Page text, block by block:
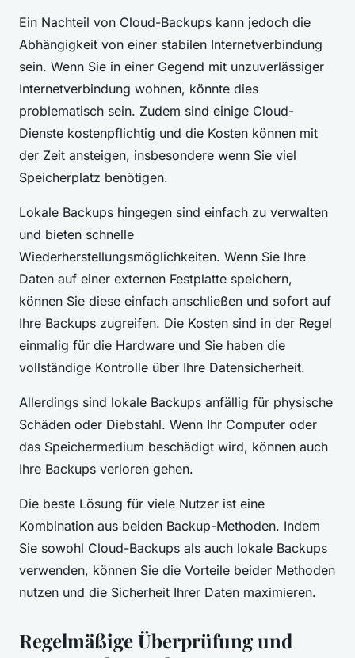
Ein Nachteil von Cloud-Backups kann jedoch die
Abhängigkeit von einer stabilen Internetverbindung
sein. Wenn Sie in einer Gegend mit unzuverlässiger
Internetverbindung wohnen, könnte dies
problematisch sein. Zudem sind einige Cloud-
Dienste kostenpflichtig und die Kosten können mit
der Zeit ansteigen, insbesondere wenn Sie viel
Speicherplatz benötigen.
Lokale Backups hingegen sind einfach zu verwalten
und bieten schnelle
Wiederherstellungsmöglichkeiten. Wenn Sie Ihre
Daten auf einer externen Festplatte speichern,
können Sie diese einfach anschließen und sofort auf
Ihre Backups zugreifen. Die Kosten sind in der Regel
einmalig für die Hardware und Sie haben die
vollständige Kontrolle über Ihre Datensicherheit.
Allerdings sind lokale Backups anfällig für physische
Schäden oder Diebstahl. Wenn Ihr Computer oder
das Speichermedium beschädigt wird, können auch
Ihre Backups verloren gehen.
Die beste Lösung für viele Nutzer ist eine
Kombination aus beiden Backup-Methoden. Indem
Sie sowohl Cloud-Backups als auch lokale Backups
verwenden, können Sie die Vorteile beider Methoden
nutzen und die Sicherheit Ihrer Daten maximieren.
Regelmäßige Überprüfung und